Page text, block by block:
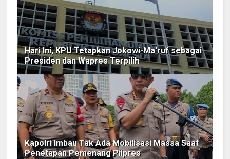
Hari Ini, KPU Tetapkan Jokowi-Ma'ruf sebagai
Presiden dan Wapres Terpilih
Kapolri Imbau Tak Ada Mobilisasi Massa Saat
Penetapan Pemenang Pilpres